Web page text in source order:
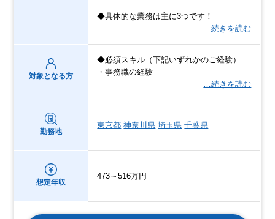
◆具体的な業務は主に3つです！
…続きを読む
対象となる方
◆必須スキル（下記いずれかのご経験）
・事務職の経験
…続きを読む
勤務地
東京都 神奈川県 埼玉県 千葉県
想定年収
473～516万円